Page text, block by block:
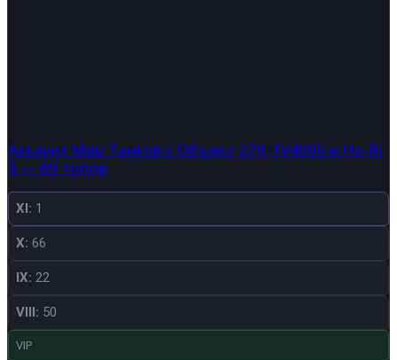
Аккаунт Мир Танков с Объект 279, FV4005 и Ho-Ri
3 — 69 топов
XI: 1
X: 66
IX: 22
VIII: 50
VIP